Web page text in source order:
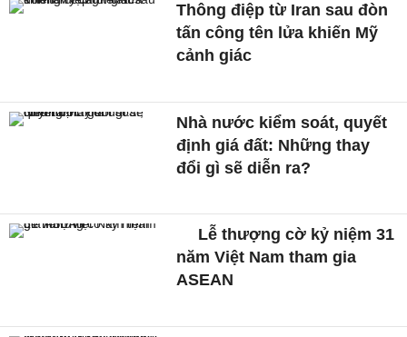
Thông điệp từ Iran sau đòn
tấn công tên lửa khiến Mỹ
cảnh giác
Nhà nước kiểm soát, quyết
định giá đất: Những thay
đổi gì sẽ diễn ra?
Lễ thượng cờ kỷ niệm 31
năm Việt Nam tham gia
ASEAN